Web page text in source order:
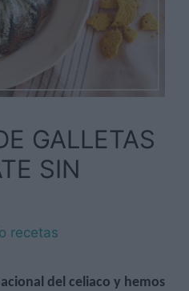
GALLETAS
SIN
recetas
del celiaco y hemos